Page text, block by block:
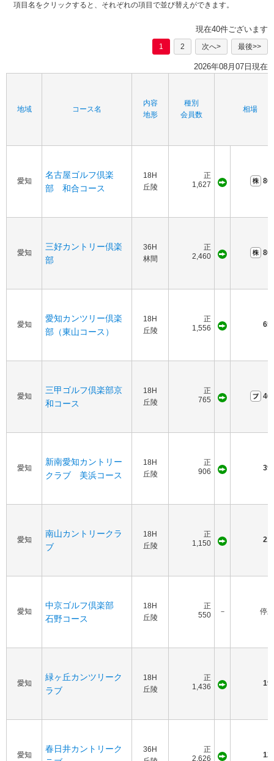
項目名をクリックすると、それぞれの項目で並び替えができます。
現在40件ございます
1 2 次へ> 最後>>
2026年08月07日現在
地域 コース名
内容
地形
種別
会員数
相場
愛知
名古屋ゴルフ倶楽
部 和合コース
18H
丘陵
正
1,627
愛知
三好カントリー倶楽
部
36H
林間
正
2,460
愛知
愛知カンツリー倶楽
部（東山コース）
18H
丘陵
正
1,556
愛知
三甲ゴルフ倶楽部京
和コース
18H
丘陵
正
765
愛知
新南愛知カントリー
クラブ 美浜コース
18H
丘陵
正
906
愛知
南山カントリークラ
ブ
18H
丘陵
正
1,150
愛知
中京ゴルフ倶楽部
石野コース
18H
丘陵
正
550
－ 停
愛知
緑ヶ丘カンツリーク
ラブ
18H
丘陵
正
1,436
愛知
春日井カントリーク
36H
正
2,626